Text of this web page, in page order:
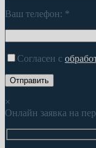
Ваш телефон: *
Согласен с
×
Онлайн заявка на